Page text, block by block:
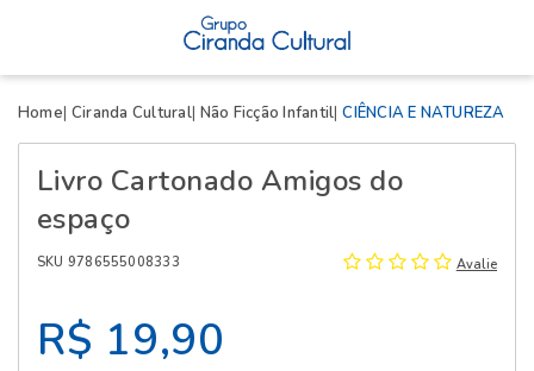
Home Ciranda Cultural Não Ficção Infantil CIÊNCIA E NATUREZA
Livro Cartonado Amigos do
espaço
SKU 9786555008333 Avalie
R$ 19,90